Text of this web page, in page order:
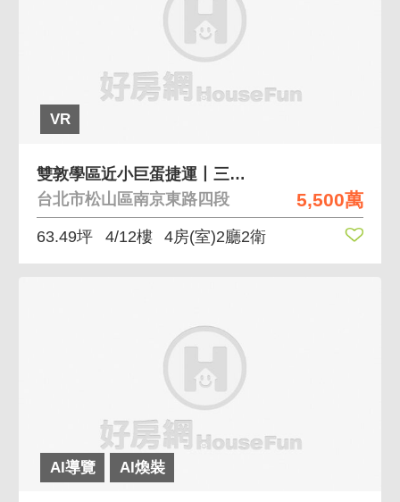
VR
5,500萬
雙敦學區近小巨蛋捷運丨三代同堂獨立二戶門廳
台北市松山區南京東路四段
63.49坪 4/12樓 4房(室)2廳2衛
AI導覽 AI煥裝